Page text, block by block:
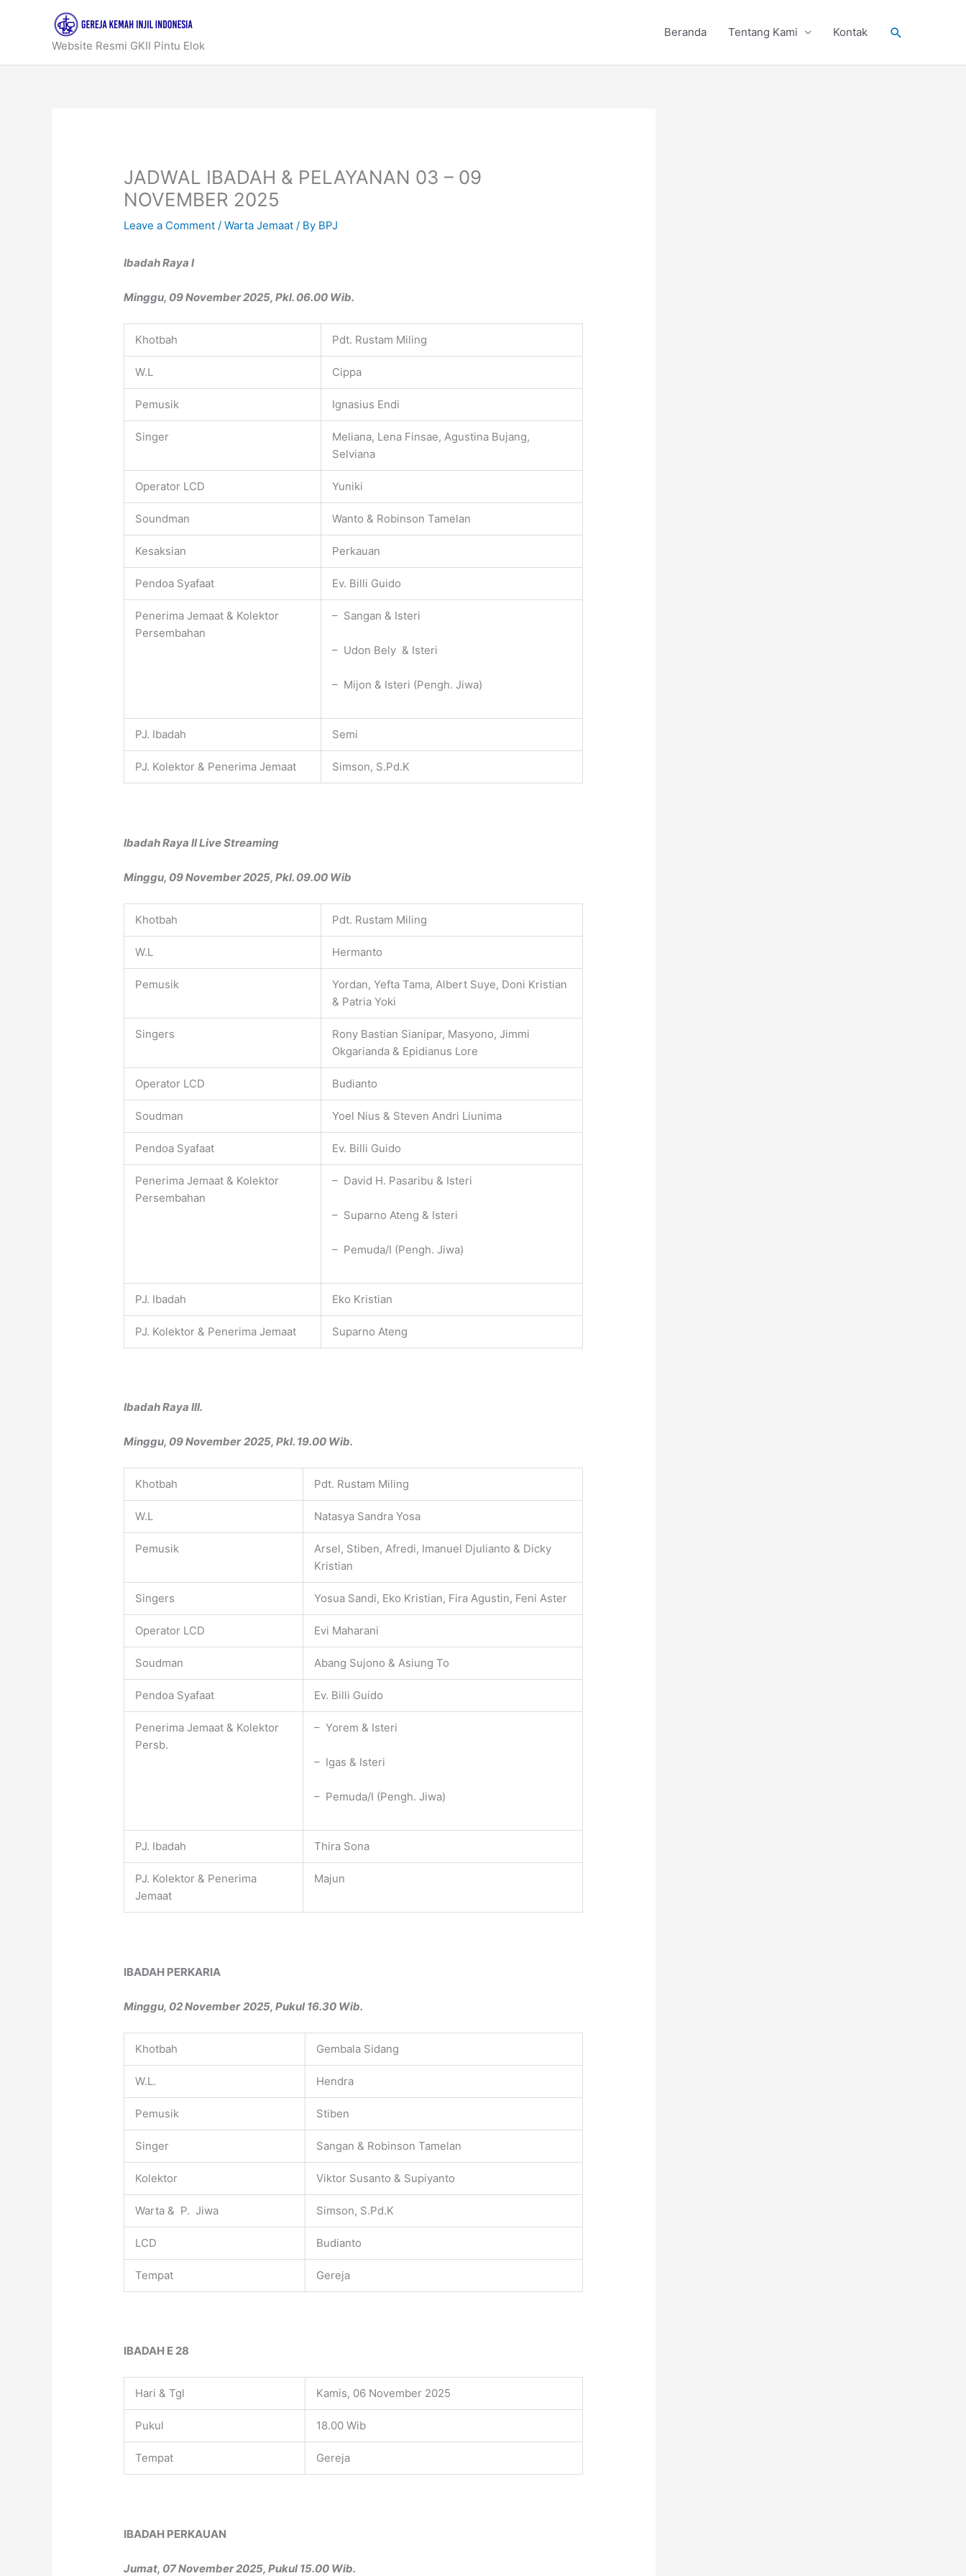
Website Resmi GKII Pintu Elok
Beranda Tentang Kami Kontak Search
JADWAL IBADAH & PELAYANAN 03 – 09
NOVEMBER 2025
Leave a Comment /Warta Jemaat / By BPJ
Ibadah Raya I
Minggu, 09 November 2025, Pkl. 06.00 Wib.
Khotbah Pdt. Rustam Miling
W.L Cippa
Pemusik Ignasius Endi
Singer
Meliana, Lena Finsae, Agustina Bujang,
Selviana
Operator LCD Yuniki
Soundman Wanto & Robinson Tamelan
Kesaksian Perkauan
Pendoa Syafaat Ev. Billi Guido
Penerima Jemaat & Kolektor
Persembahan
– Sangan & Isteri
– Udon Bely & Isteri
– Mijon & Isteri (Pengh. Jiwa)
PJ. Ibadah Semi
PJ. Kolektor & Penerima Jemaat Simson, S.Pd.K
Ibadah Raya II Live Streaming
Minggu, 09 November 2025, Pkl. 09.00 Wib
Khotbah Pdt. Rustam Miling
W.L Hermanto
Pemusik
Yordan, Yefta Tama, Albert Suye, Doni Kristian
& Patria Yoki
Singers
Rony Bastian Sianipar, Masyono, Jimmi
Okgarianda & Epidianus Lore
Operator LCD Budianto
Soudman Yoel Nius & Steven Andri Liunima
Pendoa Syafaat Ev. Billi Guido
Penerima Jemaat & Kolektor
Persembahan
– David H. Pasaribu & Isteri
– Suparno Ateng & Isteri
– Pemuda/I (Pengh. Jiwa)
PJ. Ibadah Eko Kristian
PJ. Kolektor & Penerima Jemaat Suparno Ateng
Ibadah Raya III.
Minggu, 09 November 2025, Pkl. 19.00 Wib.
Khotbah Pdt. Rustam Miling
W.L Natasya Sandra Yosa
Pemusik
Arsel, Stiben, Afredi, Imanuel Djulianto & Dicky
Kristian
Singers Yosua Sandi, Eko Kristian, Fira Agustin, Feni Aster
Operator LCD Evi Maharani
Soudman Abang Sujono & Asiung To
Pendoa Syafaat Ev. Billi Guido
Penerima Jemaat & Kolektor
Persb.
– Yorem & Isteri
– Igas & Isteri
– Pemuda/I (Pengh. Jiwa)
PJ. Ibadah Thira Sona
PJ. Kolektor & Penerima
Jemaat
Majun
IBADAH PERKARIA
Minggu, 02 November 2025, Pukul 16.30 Wib.
Khotbah Gembala Sidang
W.L. Hendra
Pemusik Stiben
Singer Sangan & Robinson Tamelan
Kolektor Viktor Susanto & Supiyanto
Warta & P. Jiwa Simson, S.Pd.K
LCD Budianto
Tempat Gereja
IBADAH E 28
Hari & Tgl Kamis, 06 November 2025
Pukul 18.00 Wib
Tempat Gereja
IBADAH PERKAUAN
Jumat, 07 November 2025, Pukul 15.00 Wib.